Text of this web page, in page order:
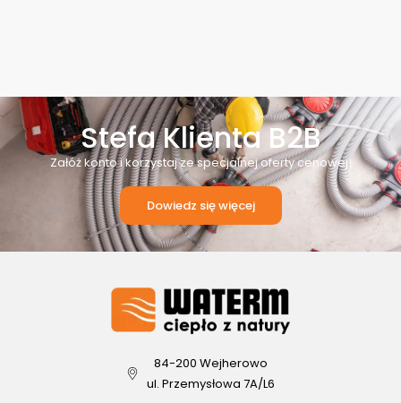
Stefa Klienta B2B
Załóż konto i korzystaj ze specjalnej oferty cenowej!
Dowiedz się więcej
84-200 Wejherowo
ul. Przemysłowa 7A/L6